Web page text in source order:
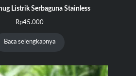
Listrik Serbaguna Stainless
Rp45.000
Baca selengkapnya